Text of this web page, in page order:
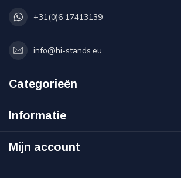
+31(0)6 17413139
info@hi-stands.eu
Categorieën
Informatie
Mijn account